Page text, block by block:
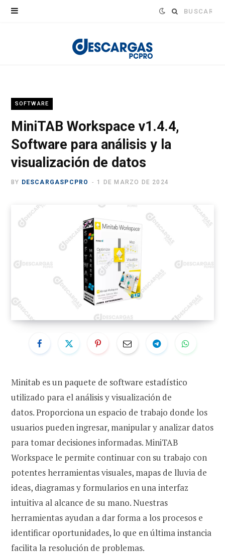
Buscar:
SOFTWARE
MiniTAB Workspace v1.4.4,
Software para análisis y la
visualización de datos
BY DESCARGASPCPRO 1 DE MARZO DE 2024
Minitab es un paquete de software estadístico
utilizado para el análisis y visualización de
datos. Proporciona un espacio de trabajo donde los
usuarios pueden ingresar, manipular y analizar datos
para tomar decisiones informadas. MiniTAB
Workspace le permite continuar con su trabajo con
potentes herramientas visuales, mapas de lluvia de
ideas, diagramas y formularios en una interfaz
intuitiva al alcance de su mano. Nuestras
herramientas ayudan a dar forma a los procesos e
identificar oportunidades, lo que en última instancia
facilita la resolución de problemas.